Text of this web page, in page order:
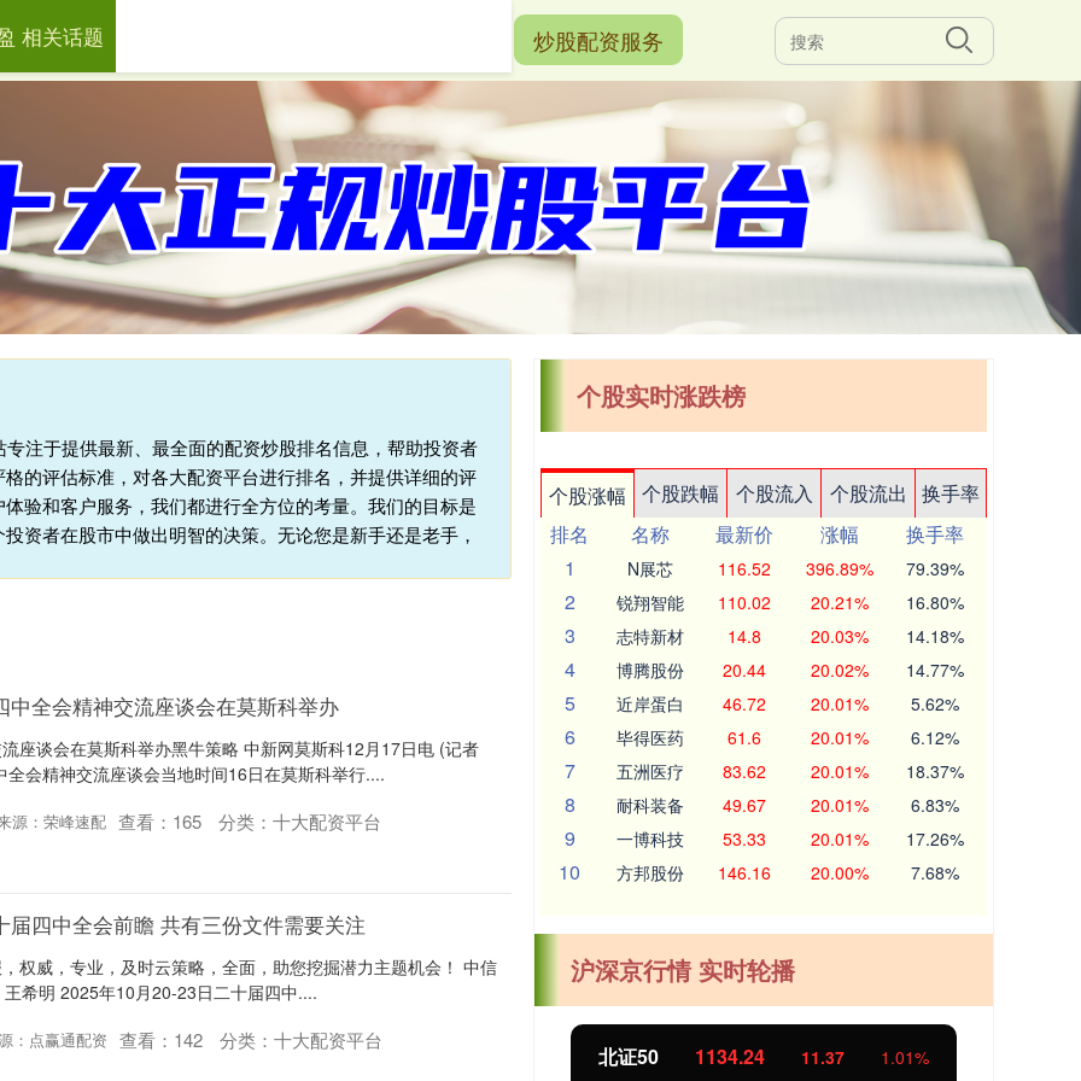
鼎盈 炒股配资服务
注于提供最新、最全面的配资炒股排名信息，帮助投资者
的评估标准，对各大配资平台进行排名，并提供详细的评
验和客户服务，我们都进行全方位的考量。我们的目标是
资者在股市中做出明智的决策。无论您是新手还是老手，
相关话题
中全会精神交流座谈会在莫斯科举办
座谈会在莫斯科举办黑牛策略 中新网莫斯科12月17日电 (记者
会精神交流座谈会当地时间16日在莫斯科举行....
源：荣峰速配 查看： 165 分类： 十大配资平台
届四中全会前瞻 共有三份文件需要关注
权威，专业，及时云策略，全面，助您挖掘潜力主题机会！ 中信
希明 2025年10月20-23日二十届四中....
：点赢通配资 查看： 142 分类： 十大配资平台
个股实时涨跌榜
个股涨幅 个股跌幅 个股流入 个股流出
换手率
排名
名称 最新价 涨幅
换手率
1
N展芯 116.52 396.89% 79.39%
2 锐翔智能 110.02 20.21% 16.80%
3 志特新材 14.8 20.03% 14.18%
4 博腾股份 20.44 20.02% 14.77%
5 近岸蛋白 46.72 20.01% 5.62%
6 毕得医药 61.6 20.01% 6.12%
7 五洲医疗 83.62 20.01% 18.37%
8 耐科装备 49.67 20.01% 6.83%
9 一博科技 53.33 20.01% 17.26%
10 方邦股份 146.16 20.00% 7.68%
沪深京行情 实时轮播
沪深300 4694.44 43.13 北证50 1134.24 11.37 1.01%